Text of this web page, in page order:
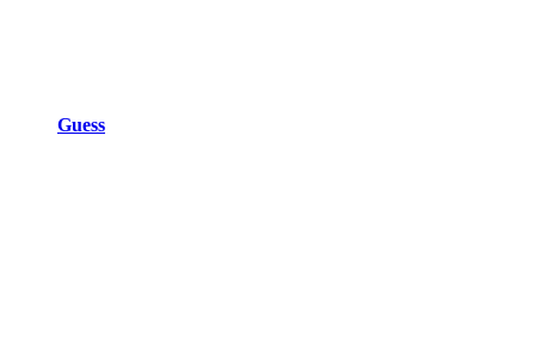
Guess